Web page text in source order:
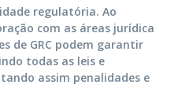
regulatória. Ao
com as áreas jurídica
de GRC podem garantir
todas as leis e
assim penalidades e